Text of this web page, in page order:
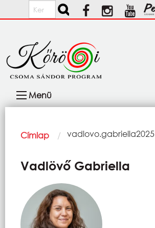
Ugrás a tartalomra
Keresés
navigáció
Menü
Morzsa
Címlap Current:
vadlovo.gabriella2025
Vadlövő Gabriella